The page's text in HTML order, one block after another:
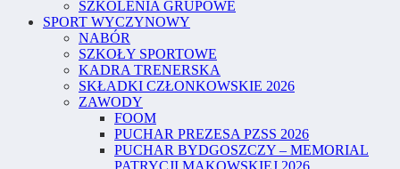
SZKOLENIA GRUPOWE
SPORT WYCZYNOWY
NABÓR
SZKOŁY SPORTOWE
KADRA TRENERSKA
SKŁADKI CZŁONKOWSKIE 2026
ZAWODY
FOOM
PUCHAR PREZESA PZSS 2026
PUCHAR BYDGOSZCZY – MEMORIAL
PATRYCJI MAKOWSKIEJ 2026